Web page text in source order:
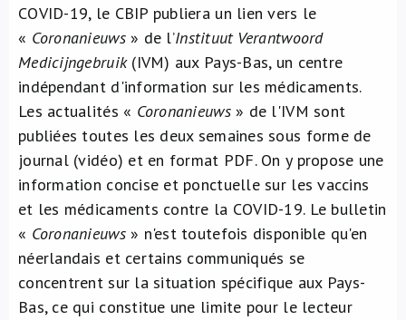
COVID-19, le CBIP publiera un lien vers le
« Coronanieuws» de l’Instituut Verantwoord
Medicijngebruik(IVM) aux Pays-Bas, un centre
indépendant d'information sur les médicaments.
Les actualités « Coronanieuws» de l'IVM sont
publiées toutes les deux semaines sous forme de
journal (vidéo) et en format PDF. On y propose une
information concise et ponctuelle sur les vaccins
et les médicaments contre la COVID-19. Le bulletin
« Coronanieuws» n'est toutefois disponible qu'en
néerlandais et certains communiqués se
concentrent sur la situation spécifique aux Pays-
Bas, ce qui constitue une limite pour le lecteur